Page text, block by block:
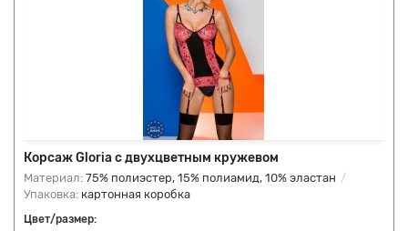
Корсаж Gloria с двухцветным кружевом
Материал: 75% полиэстер, 15% полиамид, 10% эластан
Упаковка: картонная коробка
Цвет/размер: